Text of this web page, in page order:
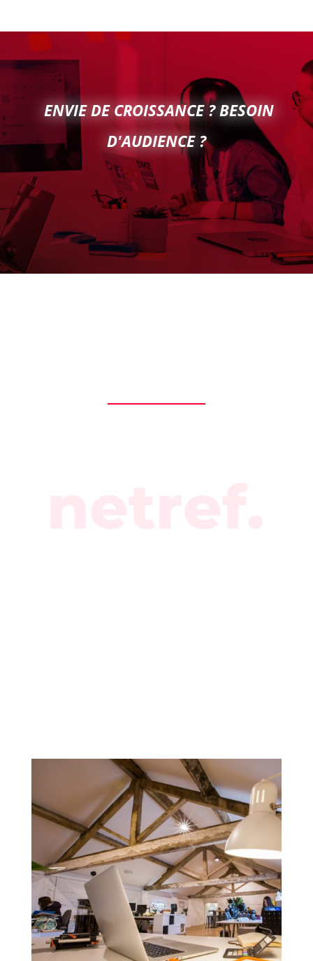
ENVIE DE CROISSANCE ? BESOIN
D'AUDIENCE ?